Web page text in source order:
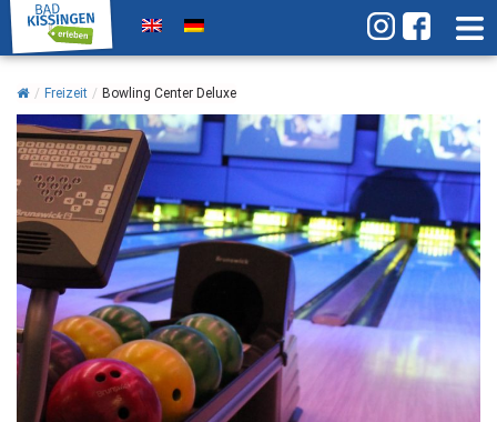
/ Freizeit / Bowling Center Deluxe